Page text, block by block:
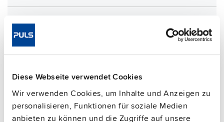
Diese Webseite verwendet Cookies
Wir verwenden Cookies, um Inhalte und Anzeigen zu
personalisieren, Funktionen für soziale Medien
anbieten zu können und die Zugriffe auf unsere
Kommerzielle Daten
FAQs
This video is hosted by external service. By continuing,
you agree to the external service's privacy policy.